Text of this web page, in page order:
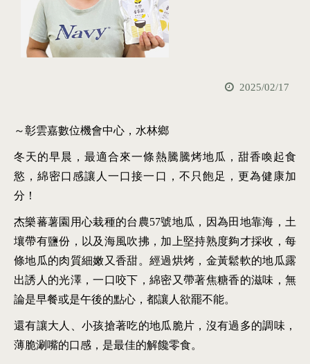
2025/02/17
～彰雲嘉數位機會中心，水林鄉
冬天的早晨，最適合來一條熱騰騰烤地瓜，甜香喚起食
慾，綿密口感讓人一口接一口，不只飽足，更為健康加
分！
杰樂蕃薯園用心栽種的台農57號地瓜，因為田地靠海，土
壤帶有鹽份，以及海風吹拂，加上堅持熟度夠才採收，每
條地瓜的肉質細嫩又香甜。經過烘烤，金黃鬆軟的地瓜露
出誘人的光澤，一口咬下，綿密又帶著焦糖香的滋味，無
論是早餐或是午後的點心，都讓人欲罷不能。
還有讓大人、小孩搶著吃的地瓜脆片，沒有過多的調味，
薄脆涮嘴的口感，是最佳的解饞零食。